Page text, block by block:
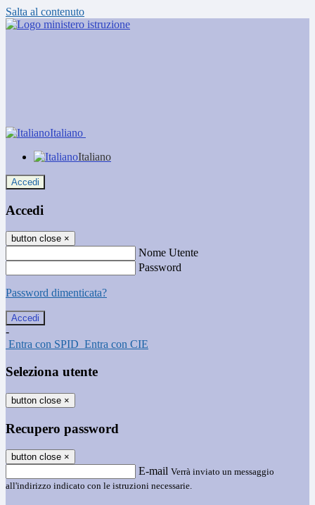
Salta al contenuto
Italiano
Italiano
Accedi
Accedi
button close ×
Nome Utente
Password
Password dimenticata?
-
Entra con SPID Entra con CIE
Seleziona utente
button close ×
Recupero password
button close ×
E-mail Verrà inviato un messaggio
all'indirizzo indicato con le istruzioni necessarie.